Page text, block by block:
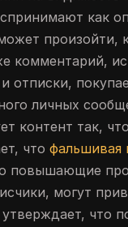
как
произойти,
комментарий,
отписки,
личных
контент так,
чтофальшивая
повышающие
могут
что